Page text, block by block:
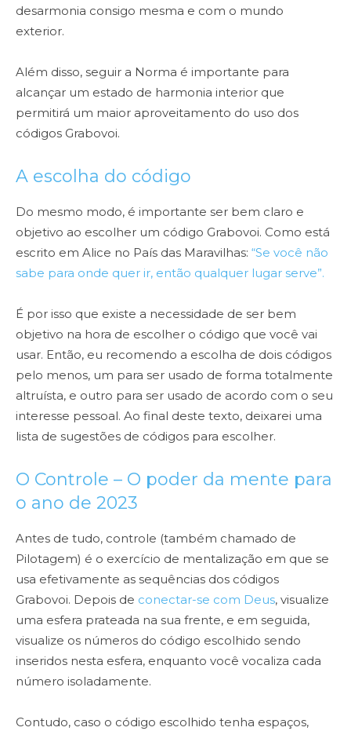
desarmonia consigo mesma e com o mundo
exterior.
Além disso, seguir a Norma é importante para
alcançar um estado de harmonia interior que
permitirá um maior aproveitamento do uso dos
códigos Grabovoi.
A escolha do código
Do mesmo modo, é importante ser bem claro e
objetivo ao escolher um código Grabovoi. Como está
escrito em Alice no País das Maravilhas: “Se você não
sabe para onde quer ir, então qualquer lugar serve”.
É por isso que existe a necessidade de ser bem
objetivo na hora de escolher o código que você vai
usar. Então, eu recomendo a escolha de dois códigos
pelo menos, um para ser usado de forma totalmente
altruísta, e outro para ser usado de acordo com o seu
interesse pessoal. Ao final deste texto, deixarei uma
lista de sugestões de códigos para escolher.
O Controle – O poder da mente para
o ano de 2023
Antes de tudo, controle (também chamado de
Pilotagem) é o exercício de mentalização em que se
usa efetivamente as sequências dos códigos
Grabovoi. Depois de conectar-se com Deus, visualize
uma esfera prateada na sua frente, e em seguida,
visualize os números do código escolhido sendo
inseridos nesta esfera, enquanto você vocaliza cada
número isoladamente.
Contudo, caso o código escolhido tenha espaços,